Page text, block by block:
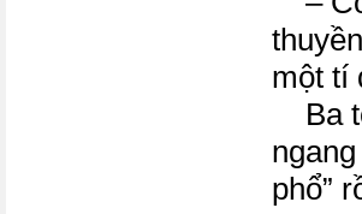
một tí
Ba
phổ”